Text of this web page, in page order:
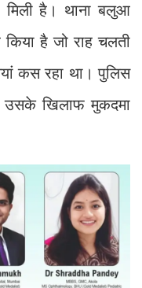
मिली है। थाना बलुआ
है जो राह चलती
कस रहा था। पुलिस
उसके खिलाफ मुकदमा